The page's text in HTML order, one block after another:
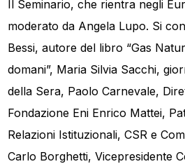
Il Seminario, che rientra negli
moderato da Angela Lupo. Si
Bessi, autore del libro “Gas
domani”, Maria Silvia Sacchi,
della Sera, Paolo Carnevale,
Fondazione Eni Enrico Mattei,
Relazioni Istituzionali, CSR e
Carlo Borghetti, Vicepresidente